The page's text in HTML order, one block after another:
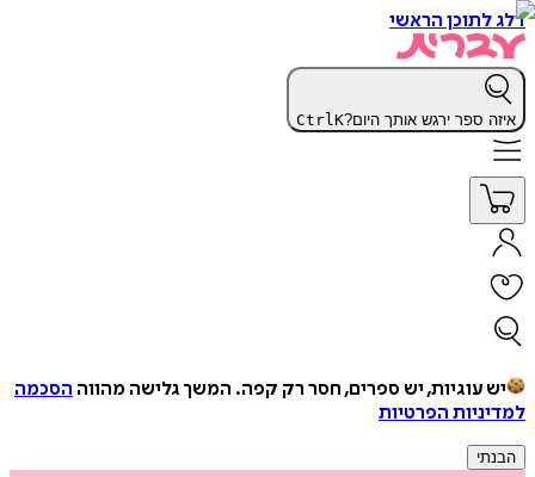
דלג לתוכן הראשי
איזה ספר ירגש אותך היום? CtrlK
יש עוגיות, יש ספרים, חסר רק קפה. המשך גלישה מהווה הסכמה
למדיניות הפרטיות
הבנתי